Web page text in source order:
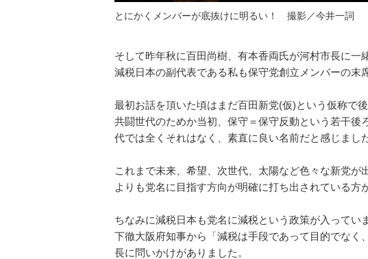
とにかくメンバーが底抜けに明るい！ 撮影／今井一詞
そして昨年秋に百田尚樹、有本香両氏が河村市長に一
減税日本の副代表である私も保守党創立メンバーの末
最初お話を頂いた頃はまだ百田新党(仮)という仮称で
共闘世代のためか当初、保守＝保守反動という若干
代では全くそれはなく、素直に良い名前だと感じまし
これまで未来、希望、次世代、太陽など色々な新党
よりも党名に目指す方向が明確に打ち出されている方
ちなみに減税日本も党名に減税という政策が入って
下徹大阪府知事から「減税は手段であって目的でな
長に問いかけがありました。